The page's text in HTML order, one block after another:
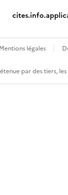
Mentions légales
par des tiers,